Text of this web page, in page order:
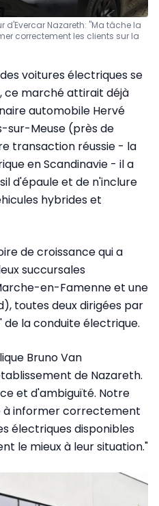
d'Evercar Nazareth: "Ma tâche la
correctement les clients sur la
voitures électriques se
ce marché attirait déjà
automobile Hervé
sur-Meuse (près de
transaction réussie - la
en Scandinavie - il a
d'épaule et de n'inclure
hybrides et
de croissance qui a
succursales
en-Famenne et une
toutes deux dirigées par
la conduite électrique.
Bruno Van
de Nazareth.
et d'ambiguïté. Notre
à informer correctement
électriques disponibles
le mieux à leur situation."